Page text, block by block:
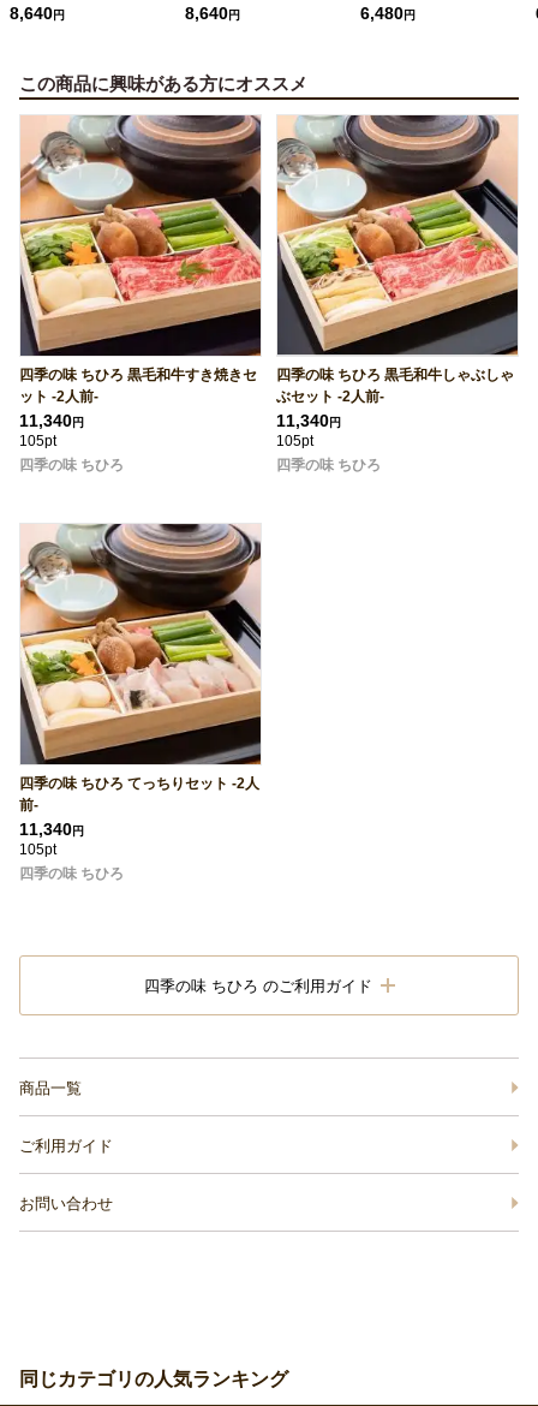
8,640円 8,640円 6,480円
この商品に興味がある方にオススメ
四季の味 ちひろ 黒毛和牛すき焼きセ
ット -2人前-
11,340円
105pt
四季の味 ちひろ
四季の味 ちひろ 黒毛和牛しゃぶしゃ
ぶセット -2人前-
11,340円
105pt
四季の味 ちひろ
四季の味 ちひろ てっちりセット -2人
前-
11,340円
105pt
四季の味 ちひろ
四季の味 ちひろ のご利用ガイド
商品一覧
ご利用ガイド
お問い合わせ
同じカテゴリの人気ランキング